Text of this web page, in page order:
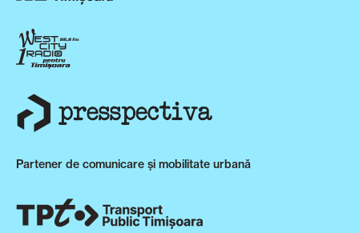
Partener de comunicare și mobilitate urbană